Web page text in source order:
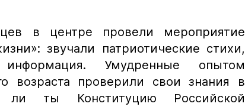
в центре провели мероприятие
звучали патриотические стихи,
информация. Умудренные опытом
возраста проверили свои знания в
ты Конституцию Российской